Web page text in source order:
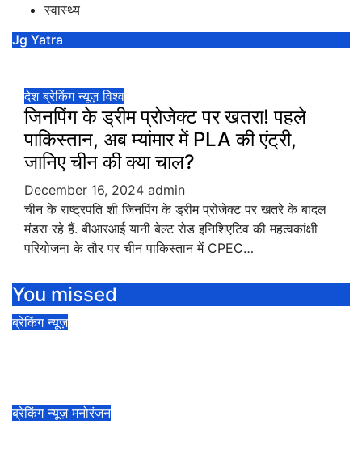
स्वास्थ्य
Jg Yatra
देशब्रेकिंग न्यूज़विश्व
जिनपिंग के ड्रीम प्रोजेक्ट पर खतरा! पहले
पाकिस्तान, अब म्यांमार में PLA की एंट्री,
जानिए चीन की क्या चाल?
December 16, 2024 admin
चीन के राष्ट्रपति शी जिनपिंग के ड्रीम प्रोजेक्ट पर खतरे के बादल
मंडरा रहे हैं. बीआरआई यानी बेल्ट रोड इनिशिएटिव की महत्वकांक्षी
परियोजना के तौर पर चीन पाकिस्तान में CPEC…
You missed
ब्रेकिंग न्यूज़
ब्रेकिंग न्यूज़मनोरंजन